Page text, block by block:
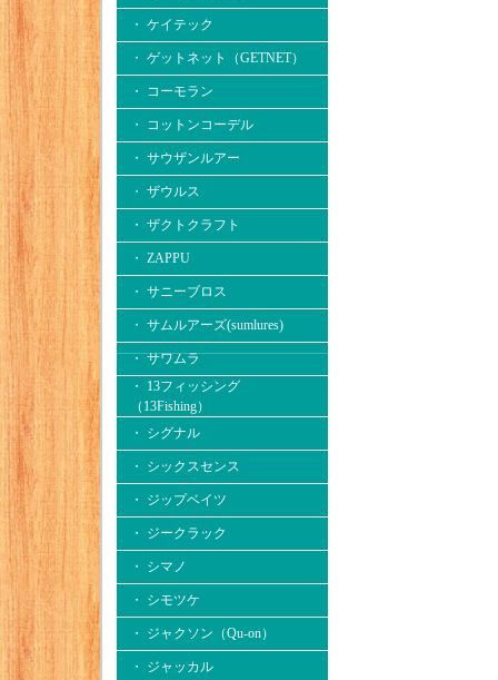
・ ケイテック
・ ゲットネット（GETNET）
・ コーモラン
・ コットンコーデル
・ サウザンルアー
・ ザウルス
・ ザクトクラフト
・ ZAPPU
・ サニーブロス
・ サムルアーズ(sumlures)
・ サワムラ
・ 13フィッシング
（13Fishing）
・ シグナル
・ シックスセンス
・ ジップベイツ
・ ジークラック
・ シマノ
・ シモツケ
・ ジャクソン（Qu-on）
・ ジャッカル